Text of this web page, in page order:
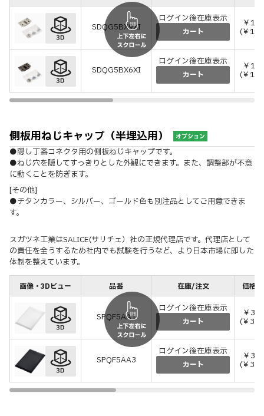
SDQG5BX9XI
ログイン後在庫表示
カート
￥
(￥
SDQG5BX6XI
ログイン後在庫表示
カート
￥
(￥
側板用ねじキャップ（半埋込用） オプション
●隠し丁番コネクタ用の側板ねじキャップです。
●ねじ穴を隠してすっきりとした外観にできます。また、調整部が不意
に動くことを防ぎます。
[その他]
●チタンカラー、シルバー、ゴールド色も別注品としてご用意できま
す。
スガツネ工業はSALICE(サリチェ）社の正規代理店です。代理店として
の責任を全うするため社内でも試験を行うなど、より日本市場に即した
体制を整えています。
画像・3Dビュー 品番 在庫/注文 価格(
SPQF5AA1
ログイン後在庫表示
カート
￥
(￥
SPQF5AA3
ログイン後在庫表示
カート
￥
(￥